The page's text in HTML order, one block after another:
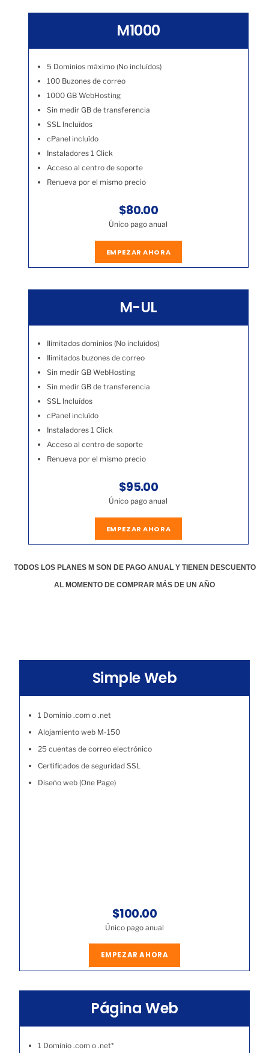
M1000
5 Dominios máximo (No incluídos)
100 Buzones de correo
1000 GB WebHosting
Sin medir GB de transferencia
SSL Incluídos
cPanel incluído
Instaladores 1 Click
Acceso al centro de soporte
Renueva por el mismo precio
$80.00
Único pago anual
EMPEZAR AHORA
M-UL
Ilimitados dominios (No incluídos)
Ilimitados buzones de correo
Sin medir GB WebHosting
Sin medir GB de transferencia
SSL Incluídos
cPanel incluído
Instaladores 1 Click
Acceso al centro de soporte
Renueva por el mismo precio
$95.00
Único pago anual
EMPEZAR AHORA
TODOS LOS PLANES M SON DE PAGO ANUAL Y TIENEN DESCUENTO
AL MOMENTO DE COMPRAR MÁS DE UN AÑO
Simple Web
1 Dominio .com o .net
Alojamiento web M-150
25 cuentas de correo electrónico
Certificados de seguridad SSL
Diseño web (One Page)
$100.00
Único pago anual
EMPEZAR AHORA
Página Web
1 Dominio .com o .net*